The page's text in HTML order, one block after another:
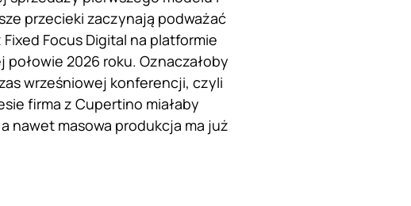
przecieki zaczynają podważać
Focus Digital na platformie
połowie 2026 roku. Oznaczałoby
wrześniowej konferencji, czyli
firma z Cupertino miałaby
nawet masowa produkcja ma już